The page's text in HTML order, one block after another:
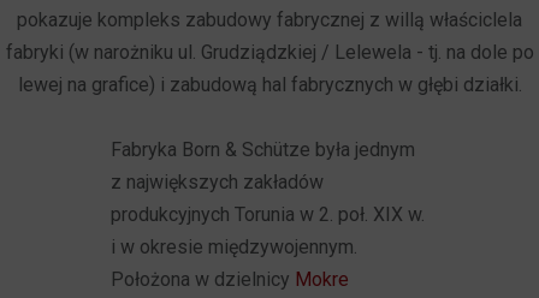
pokazuje kompleks zabudowy fabrycznej z willą właściclela
fabryki (w narożniku ul. Grudziądzkiej / Lelewela - tj. na dole po
lewej na grafice) i zabudową hal fabrycznych w głębi działki.
Fabryka Born & Schütze była jednym
z największych zakładów
produkcyjnych Torunia w 2. poł. XIX w.
i w okresie międzywojennym.
Położona w dzielnicy Mokre